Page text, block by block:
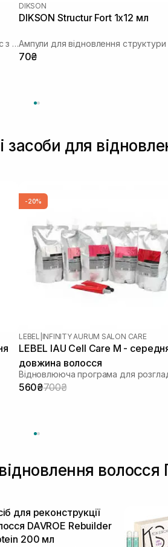
Інтенсивний відновлюючий комплекс з провітаміном В5
DIKSON
DIKSON Structur Fort 1х12 мл
70₴
засоби для
-20%
LEBEL INFINITY AURUM SALON CARE
LEBEL IAU Cell Care М -
довжина волосся
560₴700₴
для реконструкції
DAVROE Rebuilder
200 мл